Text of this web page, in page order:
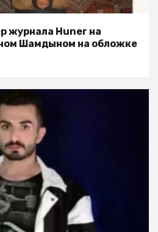
журнала Huner на
Шамдыном на обложке